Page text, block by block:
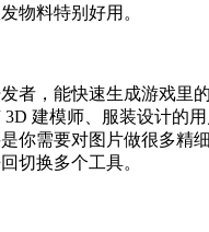
物料特别好用。
者，能快速生成游戏里
建模师、服装设计的
你需要对图片做很多精
切换多个工具。